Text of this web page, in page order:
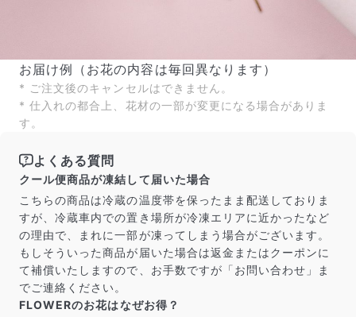
お届け例（お花の内容は毎回異なります）
* ご注文後のキャンセルはできません。
* 仕入れの都合上、花材の一部が変更になる場合がありま
す。
よくある質問
クール便商品が凍結して届いた場合
こちらの商品は冷蔵の温度帯を保ったまま配送しておりま
すが、冷蔵車内での置き場所が冷凍エリアに近かったなど
の理由で、まれに一部が凍ってしまう場合がございます。
もしそういった商品が届いた場合は返金またはクーポンに
て補償いたしますので、お手数ですが「お問い合わせ」ま
でご連絡ください。
FLOWERのお花はなぜお得？